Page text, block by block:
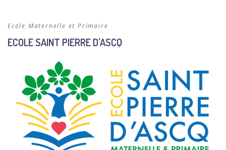
Ecole Maternelle et Primaire
ECOLE SAINT PIERRE D'ASCQ